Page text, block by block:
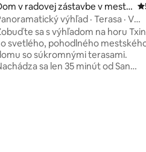
5 z 5, počet
v radovej zástavbe v meste
výhľad · Terasa · V
San Sebastiána
sa s výhľadom na horu
svetlého, pohodlného
so súkromnými terasami.
sa len 35 minút od San